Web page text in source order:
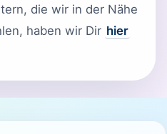
die wir in der Nähe
haben wir Dir hier